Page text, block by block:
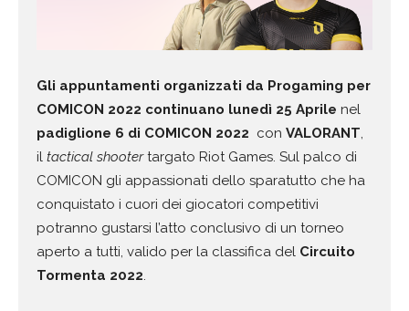
Gli appuntamenti organizzati da Progaming per
COMICON 2022 continuano lunedì 25 Aprile nel
padiglione 6 di COMICON 2022 con VALORANT,
il tactical shootertargato Riot Games. Sul palco di
COMICON gli appassionati dello sparatutto che ha
conquistato i cuori dei giocatori competitivi
potranno gustarsi l’atto conclusivo di un torneo
aperto a tutti, valido per la classifica del Circuito
Tormenta 2022.